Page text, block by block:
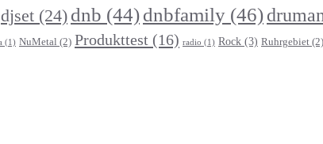
djset (24) dnb (44)dnbfamily (46)
(1) NuMetal (2) Produkttest (16) radio (1) Rock (3) Ruhrgebiet (2)